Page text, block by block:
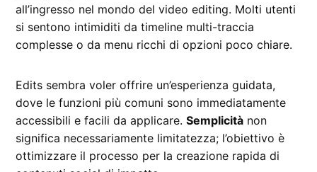
all’ingresso nel mondo del video editing. Molti utenti
si sentono intimiditi da timeline multi-traccia
complesse o da menu ricchi di opzioni poco chiare.
Edits sembra voler offrire un’esperienza guidata,
dove le funzioni più comuni sono immediatamente
accessibili e facili da applicare.Semplicità non
significa necessariamente limitatezza; l’obiettivo è
ottimizzare il processo per la creazione rapida di